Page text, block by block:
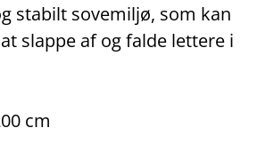
stabilt sovemiljø, som kan
slappe af og falde lettere i
cm